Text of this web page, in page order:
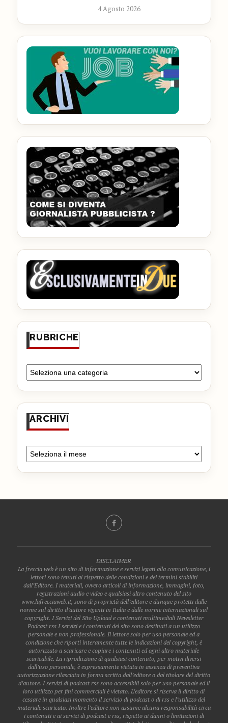
4 Agosto 2026
RUBRICHE
ARCHIVI
DISCLAIMER
La freccia web è un sito di informazione e servizi legati alla comunicazione, i
lettori sono tenuti al rispetto delle condizioni e dei termini stabiliti
dall’Editore. I materiali, ovvero articoli di informazione, immagini, foto,
registrazioni audio e video e qualsiasi altro contenuto del sito
www.lafrecciaweb.it, sono di proprietà dell’editore e dunque protetti dalle
norme sul diritto d’autore vigenti in Italia e dalle norme internazionali sul
copyright. I Servizi del Sito Upload e contenuti multimediali Newsletter
Podcast rss I servizi e i contenuti del sito sono destinati a un utilizzo
personale e non professionale. Il lettore solo per uso personale ed a
condizione che riporti interamente tutte le indicazioni del copyright, è
autorizzato a scaricare e copiare i contenuti ed ogni altro materiale
scaricabile. La riproduzione di qualsiasi contenuto, per motivi diversi
dall’uso personale, è espressamente vietata in assenza di preventiva
autorizzazione rilasciata in forma scritta dall’editore o dal titolare del diritto
d’autore. I servizi di podcast rss sono accessibili solo per uso personale ed il
loro utilizzo per fini commerciali è vietato. L’editore si riserva il diritto di
cessare in qualsiasi momento il servizio di podcast o di rss e l’utilizzo del
materiale scaricato. Inoltre l’editore non assume alcuna responsabilità circa
i contenuti e ai servizi di podcast e rss, rispetto ai danni o limitazioni di